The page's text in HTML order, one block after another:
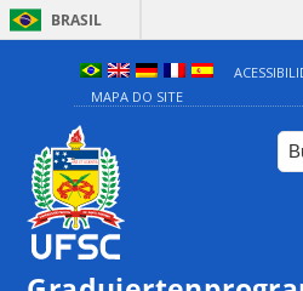
BRASIL
MAPA DO SITE